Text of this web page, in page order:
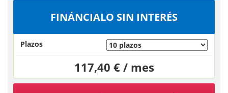
FINÁNCIALO SIN INTERÉS
Plazos
117,40 € / mes